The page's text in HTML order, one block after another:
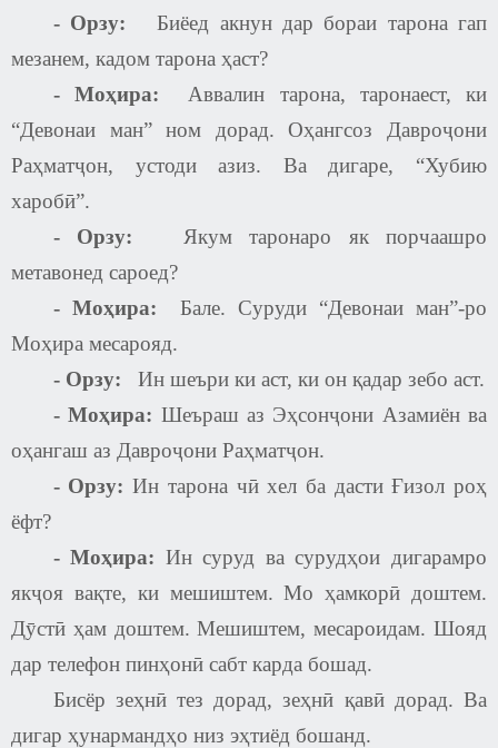
- Орзу: Биёед акнун дар бораи тарона гап
мезанем, кадом тарона ҳаст?
- Моҳира: Аввалин тарона, таронаест, ки
“Девонаи ман” ном дорад. Оҳангсоз Давроҷони
Раҳматҷон, устоди азиз. Ва дигаре, “Хубию
харобӣ”.
-
Орзу: Якум таронаро як порчаашро
метавонед сароед?
- Моҳира: Бале. Суруди “Девонаи ман”-ро
Моҳира месарояд.
- Орзу: Ин шеъри ки аст, ки он қадар зебо аст.
- Моҳира: Шеъраш аз Эҳсонҷони Азамиён ва
оҳангаш аз Давроҷони Раҳматҷон.
- Орзу: Ин тарона чӣ хел ба дасти Ғизол роҳ
ёфт?
- Моҳира: Ин суруд ва сурудҳои дигарамро
якҷоя вақте, ки мешиштем. Мо ҳамкорӣ доштем.
Дӯстӣ ҳам доштем. Мешиштем, месароидам. Шояд
дар телефон пинҳонӣ сабт карда бошад.
Бисёр зеҳнӣ тез дорад, зеҳнӣ қавӣ дорад. Ва
дигар ҳунармандҳо низ эҳтиёд бошанд.